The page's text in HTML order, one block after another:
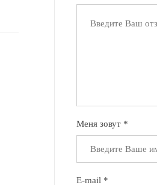
Меня зовут *
E-mail *